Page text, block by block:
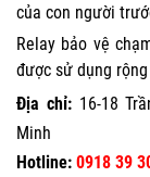
của con người
Relay bảo vệ
được sử dụng
Địa chỉ:16-18
Minh
Hotline: 0918 39